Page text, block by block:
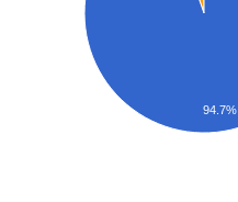
94.7%